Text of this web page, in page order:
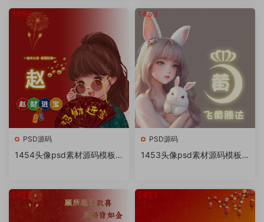
PSD源码
1454头像psd素材源码模板
作教程软件
PSD源码
1453头像psd素材源码模板
作教程软件